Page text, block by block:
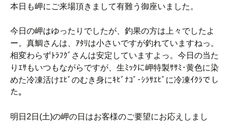
本日も岬にご来場頂きまして有難う御座いました。
今日の岬はゆったりでしたが、釣果の方は上々でしたよ
ー。真鯛さんは、ｱﾀﾘは小さいですが釣れていますねっ。
相変わらずﾄﾗﾌｸﾞさんは安定していますよっ。今日の当た
りｴｻもいつもながらですが、生ﾐｯｸに岬特製ｻｻﾐ･黄色に染
めた冷凍活けｴﾋﾞのむき身にｷﾋﾞﾅｺﾞ･ｼﾗｻｴﾋﾞに冷凍ｲｸﾗでし
た。
明日2日(土)の岬の日はお客様のご要望にお応えしまし